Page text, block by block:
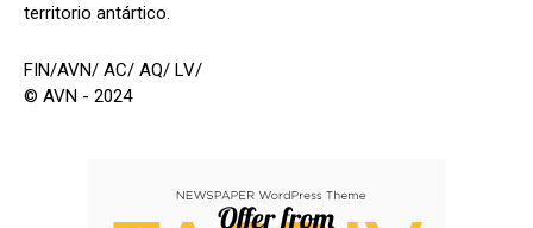
territorio antártico.
FIN/AVN/ AC/ AQ/ LV/
© AVN - 2024